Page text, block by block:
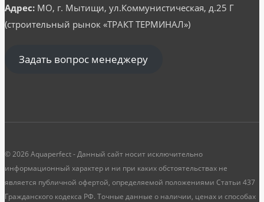
Адрес: МО, г. Мытищи, ул.Коммунистическая, д.25 Г
(строительный рынок «ТРАКТ ТЕРМИНАЛ»)
Задать вопрос менеджеру
© 2026 Aquaperfect - Данный сайт носит исключительно
информационный характер и ни при каких обстоятельствах не
является публичной офертой, определяемой положениями Статьи 437
Гражданского кодекса РФ. Точные данные о наличии, ценах и способах